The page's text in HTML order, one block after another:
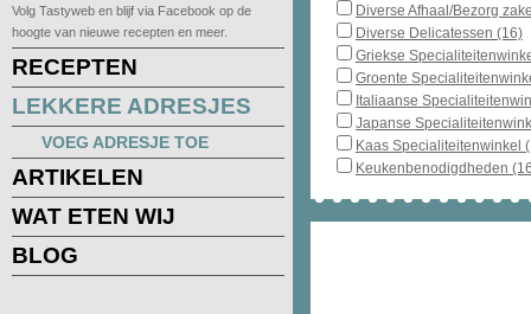
Volg Tastyweb en blijf via Facebook op de
hoogte van nieuwe recepten en meer.
RECEPTEN
LEKKERE ADRESJES
VOEG ADRESJE TOE
ARTIKELEN
WAT ETEN WIJ
BLOG
Diverse Afhaal/Bezorg
Diverse Delicatessen (16)
Griekse
Groente
Italiaanse
Japanse
Kaas Specialiteitenwinkel
Keukenbenodigdheden